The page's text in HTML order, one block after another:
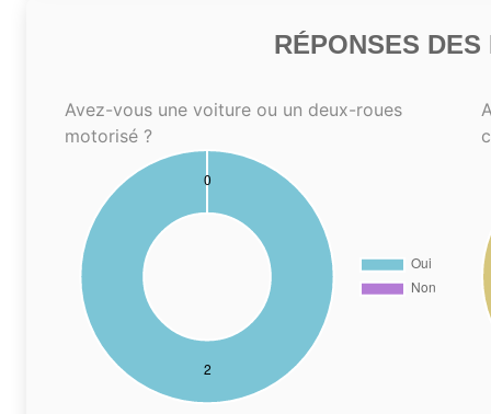
RÉPONSES
Avez-vous une voiture ou un deux-roues
motorisé ?